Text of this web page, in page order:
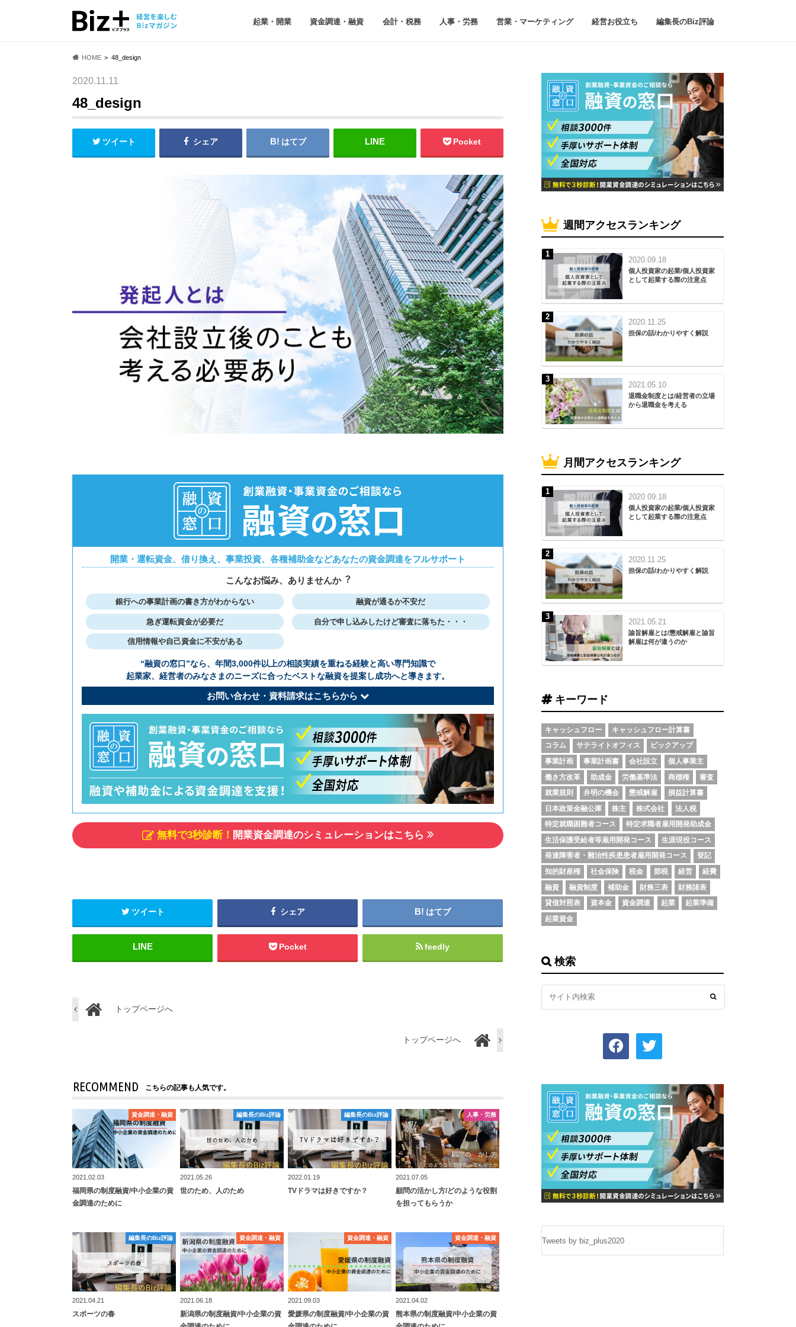
起業・開業 資⾦調達・融資 会計・税務 ⼈事・労務 営業・マーケティング 経営お役立ち 編集長のBiz評論
HOME 48_design
2020.11.11
48_design
ツイート シェア はてブ Pocket
開業・運転資金、借り換え、事業投資、各種補助金などあなたの資金調達をフルサポート
こんなお悩み、ありませんか︖
銀行への事業計画の書き方がわからない 融資が通るか不安だ
急ぎ運転資金が必要だ ⾃分で申し込みしたけど審査に落ちた・・・
信用情報や自己資金に不安がある
“融資の窓⼝”なら、年間3,000件以上の相談実績を重ねる経験と⾼い専⾨知識で
起業家、経営者のみなさまのニーズに合ったベストな融資を提案し成功へと導きます。
お問い合わせ・資料請求はこちらから
無料で3秒診断！ 開業資金調達のシミュレーションはこちら
ツイート シェア はてブ
Pocket feedly
トップページへ
トップページへ
RECOMMEND こちらの記事も人気です。
資⾦調達・融資
資⾦調達・融資
2021.02.03
福岡県の制度融資/中小企業の資
金調達のために
編集長のBiz評論
編集長のBiz評論
2021.05.26
世のため、人のため
編集長のBiz評論
編集長のBiz評論
2022.01.19
TVドラマは好きですか？
⼈事・労務
⼈事・労務
2021.07.05
顧問の活かし方/どのような役割
を担ってもらうか
編集長のBiz評論
編集長のBiz評論
2021.04.21
スポーツの春
資⾦調達・融資
資⾦調達・融資
2021.06.18
新潟県の制度融資/中小企業の資
資⾦調達・融資
資⾦調達・融資
2021.09.03
愛媛県の制度融資/中小企業の資
資⾦調達・融資
資⾦調達・融資
2021.04.02
熊本県の制度融資/中小企業の資
週間アクセスランキング
2020.09.18
個人投資家の起業/個人投資家
として起業する際の注意点
2020.11.25
担保の話/わかりやすく解説
2021.05.10
退職金制度とは/経営者の立場
から退職金を考える
月間アクセスランキング
2020.09.18
個人投資家の起業/個人投資家
として起業する際の注意点
2020.11.25
担保の話/わかりやすく解説
2021.05.21
諭旨解雇とは/懲戒解雇と諭旨
解雇は何が違うのか
キーワード
キャッシュフロー
キャッシュフロー計算書
コラム
サテライトオフィス
ピックアップ
事業計画
事業計画書 会社設立
個人事業主
働き方改革
助成金 労働基準法 商標権
審査
就業規則
弁明の機会 懲戒解雇
損益計算書
日本政策金融公庫
株主 株式会社
法人税
特定就職困難者コース
特定求職者雇用開発助成金
生活保護受給者等雇用開発コース
生涯現役コース
発達障害者・難治性疾患患者雇用開発コース
登記
知的財産権
社会保険 税金 節税 経営
経費
融資
融資制度 補助金 財務三表
財務諸表
貸借対照表
資本金 資金調達 起業
起業準備
起業資金
検索
facebook twitter
Tweets by biz_plus2020